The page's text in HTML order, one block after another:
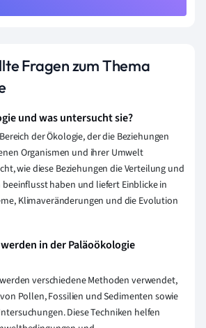
Fragen zum Thema
und was untersucht sie?
der Ökologie, der die Beziehungen
Organismen und ihrer Umwelt
wie diese Beziehungen die Verteilung und
haben und liefert Einblicke in
Klimaveränderungen und die Evolution
in der Paläoökologie
verschiedene Methoden verwendet,
Pollen, Fossilien und Sedimenten sowie
Diese Techniken helfen